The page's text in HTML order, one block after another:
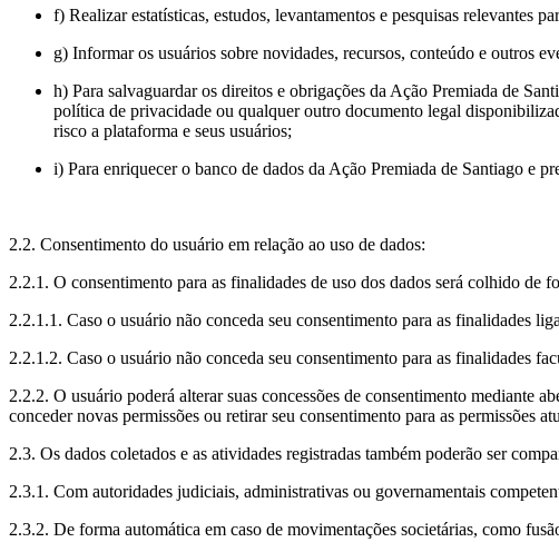
f) Realizar estatísticas, estudos, levantamentos e pesquisas relevantes
g) Informar os usuários sobre novidades, recursos, conteúdo e outros
h) Para salvaguardar os direitos e obrigações da Ação Premiada de
política de privacidade ou qualquer outro documento legal
risco a plataforma e seus usuários;
i) Para enriquecer o banco de dados da Ação Premiada de Santiago e
2.2. Consentimento do usuário em relação ao uso de dados:
2.2.1. O consentimento para as finalidades de uso dos dados será colhido de
2.2.1.1. Caso o usuário não conceda seu consentimento para as finalidades
2.2.1.2. Caso o usuário não conceda seu consentimento para as finalidades
2.2.2. O usuário poderá alterar suas concessões de consentimento mediante
conceder novas permissões ou retirar seu consentimento para as permissões
2.3. Os dados coletados e as atividades registradas também poderão ser
2.3.1. Com autoridades judiciais, administrativas ou governamentais
2.3.2. De forma automática em caso de movimentações societárias, como